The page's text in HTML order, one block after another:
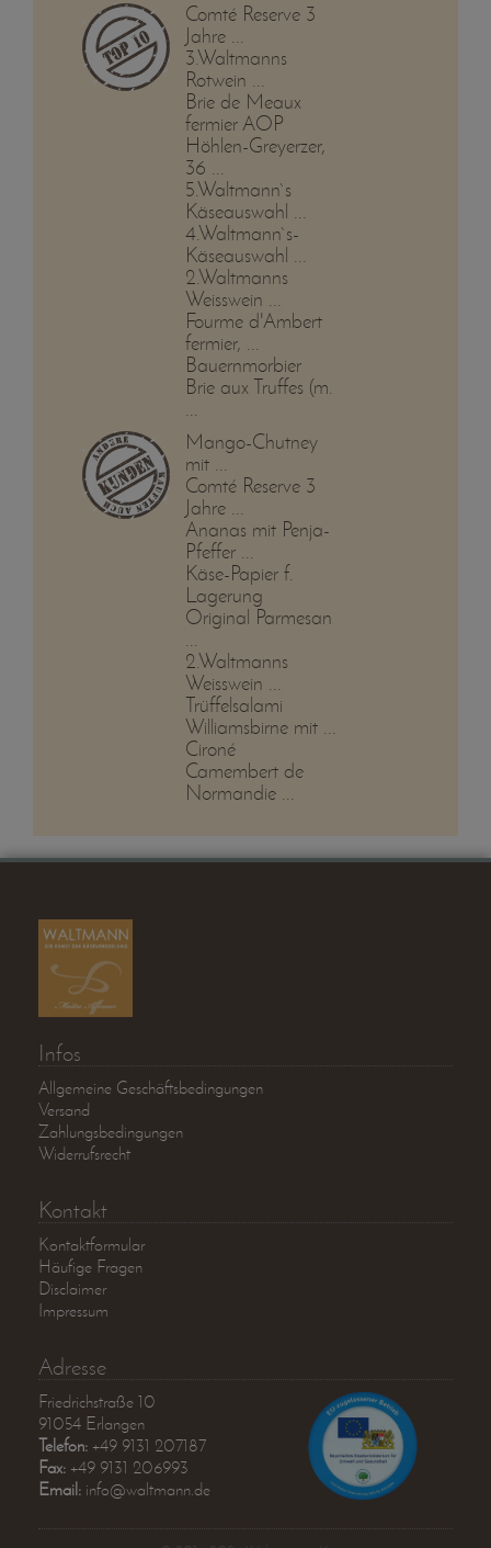
Comté Reserve 3
Jahre ...
3.Waltmanns
Rotwein ...
Brie de Meaux
fermier AOP
Höhlen-Greyerzer,
36 ...
5.Waltmann`s
Käseauswahl ...
4.Waltmann`s-
Käseauswahl ...
2.Waltmanns
Weisswein ...
Fourme d'Ambert
fermier, ...
Bauernmorbier
Brie aux Truffes (m.
...
Mango-Chutney
mit ...
Comté Reserve 3
Jahre ...
Ananas mit Penja-
Pfeffer ...
Käse-Papier f.
Lagerung
Original Parmesan
...
2.Waltmanns
Weisswein ...
Trüffelsalami
Williamsbirne mit ...
Cironé
Camembert de
Normandie ...
Infos
Allgemeine Geschäftsbedingungen
Versand
Zahlungsbedingungen
Widerrufsrecht
Kontakt
Kontaktformular
Häufige Fragen
Disclaimer
Impressum
Adresse
Friedrichstraße 10
91054 Erlangen
Telefon: +49 9131 207187
Fax: +49 9131 206993
Email: info@waltmann.de